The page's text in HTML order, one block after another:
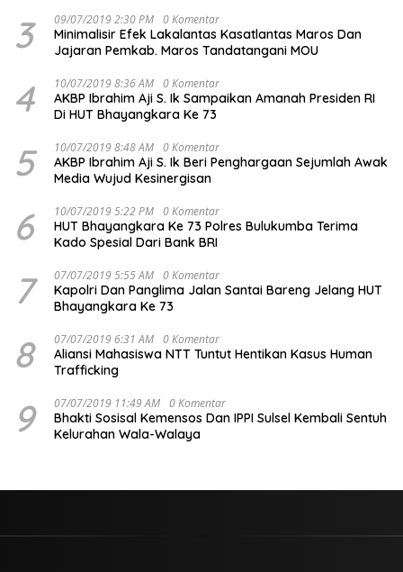
3 09/07/2019 2:30 PM 0 Komentar
Minimalisir Efek Lakalantas Kasatlantas Maros Dan
Jajaran Pemkab. Maros Tandatangani MOU
4 10/07/2019 8:36 AM 0 Komentar
AKBP Ibrahim Aji S. Ik Sampaikan Amanah Presiden RI
Di HUT Bhayangkara Ke 73
5 10/07/2019 8:48 AM 0 Komentar
AKBP Ibrahim Aji S. Ik Beri Penghargaan Sejumlah Awak
Media Wujud Kesinergisan
6 10/07/2019 5:22 PM 0 Komentar
HUT Bhayangkara Ke 73 Polres Bulukumba Terima
Kado Spesial Dari Bank BRI
7 07/07/2019 5:55 AM 0 Komentar
Kapolri Dan Panglima Jalan Santai Bareng Jelang HUT
Bhayangkara Ke 73
8 07/07/2019 6:31 AM 0 Komentar
Aliansi Mahasiswa NTT Tuntut Hentikan Kasus Human
Trafficking
9 07/07/2019 11:49 AM 0 Komentar
Bhakti Sosisal Kemensos Dan IPPI Sulsel Kembali Sentuh
Kelurahan Wala-Walaya